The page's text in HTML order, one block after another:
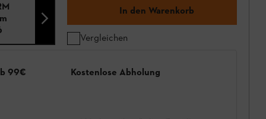
cm
In den Warenkorb
Vergleichen
99€ Kostenlose Abholung